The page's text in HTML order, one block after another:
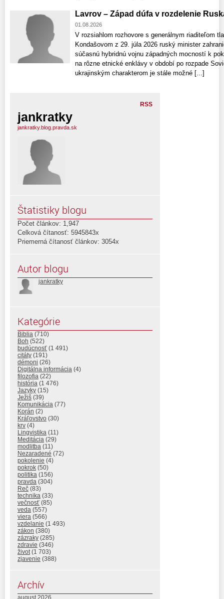
Lavrov – Západ dúfa v rozdelenie
01.08.2026
V rozsiahlom rozhovore s generálnym riaditeľom
Kondašovom z 29. júla 2026 ruský minister
súčasnú hybridnú vojnu západných mocností k
na rôzne etnické enklávy v období po rozpade
ukrajinským charakterom je stále možné [...]
RSS
jankratky
jankratky.blog.pravda.sk
Štatistiky blogu
Počet článkov: 1,947
Celková čítanosť: 5945843x
Priemerná čítanosť článkov: 3054x
Autor blogu
jankratky
Kategórie
Biblia (710)
Boh (522)
budúcnosť (1 491)
citáty (191)
démoni (26)
Digitálna informácia (4)
filozofia (22)
história (1 476)
Jazyky (15)
Ježiš (39)
Komunikácia (77)
Korán (2)
Kráľovstvo (30)
krv (4)
Lingvistika (11)
Meditácia (29)
modlitba (11)
Nezaradené (72)
pokolenie (4)
pokrok (50)
politika (156)
pravda (304)
Reč (83)
technika (33)
večnosť (85)
veda (557)
viera (566)
vzdelanie (1 493)
zákon (380)
zázraky (285)
zdravie (346)
život(1 703)
zjavenie (388)
Archív